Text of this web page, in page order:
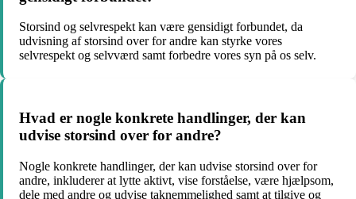
Storsind og selvrespekt kan være gensidigt forbundet, da
udvisning af storsind over for andre kan styrke vores
selvrespekt og selvværd samt forbedre vores syn på os selv.
Hvad er nogle konkrete handlinger, der kan
udvise storsind over for andre?
Nogle konkrete handlinger, der kan udvise storsind over for
andre, inkluderer at lytte aktivt, vise forståelse, være hjælpsom,
dele med andre og udvise taknemmelighed samt at tilgive og